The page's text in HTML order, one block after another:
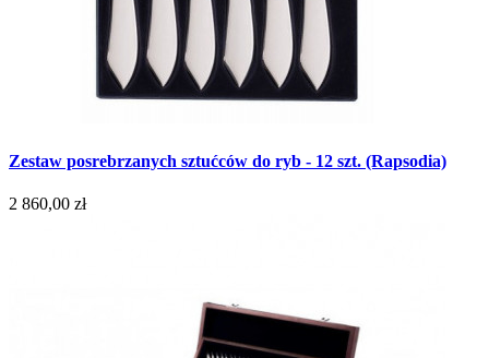
Zestaw posrebrzanych sztućców do ryb - 12 szt. (Rapsodia)
2 860,00 zł